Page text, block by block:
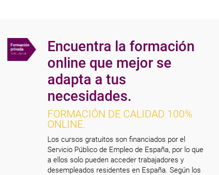
Encuentra la formación
online que mejor se
adapta a tus
necesidades.
FORMACIÓN DE CALIDAD 100%
ONLINE.
Los cursos gratuitos son financiados por el
Servicio Público de Empleo de España, por lo que
a ellos solo pueden acceder trabajadores y
desempleados residentes en España. Según los